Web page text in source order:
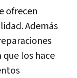
ofrecen
Además
los hace